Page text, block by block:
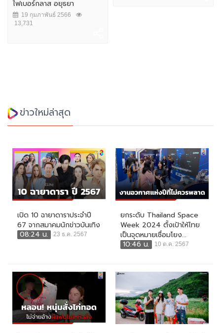
ไฟเบอร์กลาส อยุธยา
19 กุมภาพันธ์ 2566
13,731
ข่าวใหม่ล่าสุด
เปิด 10 ฉายาดาราประจำปี
67 จากสมาคมนักข่าวบันเทิง
08:24 น.
23 ธ.ค. 2567
ยกระดับ Thailand Space
Week 2024 ตั้งเป้าให้ไทย
เป็นจุดหมายเชื่อมโยง...
10:46 น.
10 ต.ค. 2567